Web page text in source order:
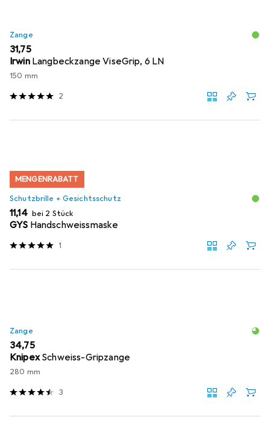
Zange
EUR
31,75
Irwin Langbeckzange ViseGrip, 6 LN
150 mm
2
MENGENRABATT
Schutzbrille + Gesichtsschutz
EUR
11,14 bei 2 Stück
GYS Handschweissmaske
1
Zange
EUR
34,75
Knipex Schweiss-Gripzange
280 mm
3